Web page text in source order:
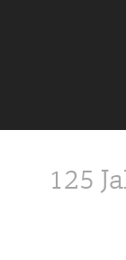
125